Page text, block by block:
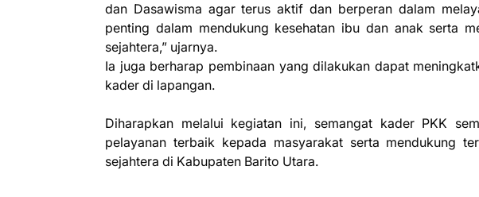
dan Dasawisma agar terus aktif dan berperan dalam
penting dalam mendukung kesehatan ibu dan anak serta
sejahtera,” ujarnya.
Ia juga berharap pembinaan yang dilakukan dapat
kader di lapangan.
Diharapkan melalui kegiatan ini, semangat kader PKK
pelayanan terbaik kepada masyarakat serta mendukung
sejahtera di Kabupaten Barito Utara.